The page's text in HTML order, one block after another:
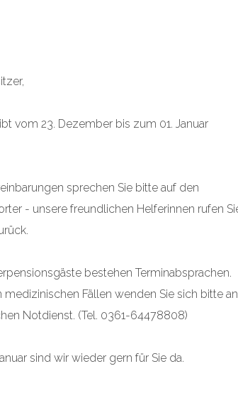
vom 23. Dezember bis zum 01. Januar
sprechen Sie bitte auf den
- unsere freundlichen Helferinnen rufen
bestehen Terminabsprachen.
medizinischen Fällen wenden Sie sich bitte an
Notdienst. (Tel. 0361-64478808)
sind wir wieder gern für Sie da.